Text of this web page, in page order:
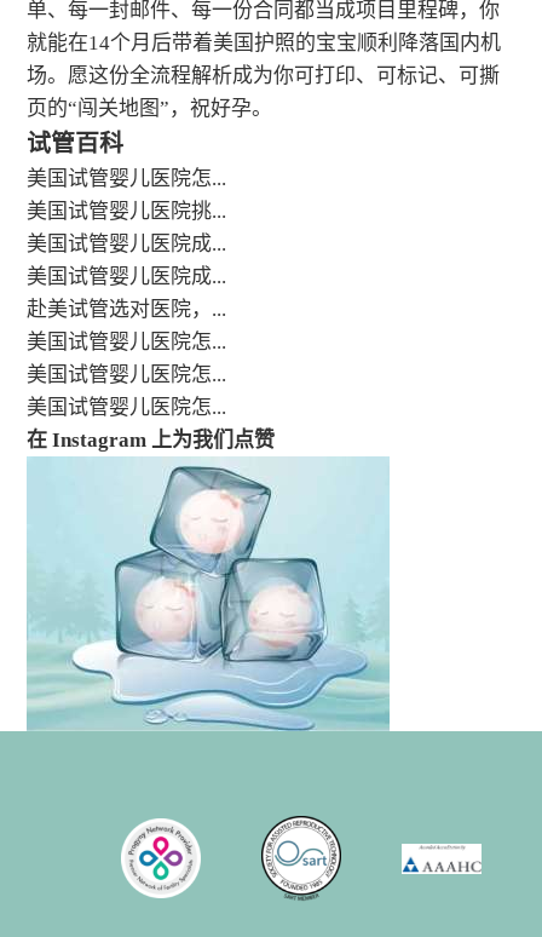
单、每一封邮件、每一份合同都当成项目里程碑，你
就能在14个月后带着美国护照的宝宝顺利降落国内机
场。愿这份全流程解析成为你可打印、可标记、可撕
页的“闯关地图”，祝好孕。
试管百科
美国试管婴儿医院怎...
美国试管婴儿医院挑...
美国试管婴儿医院成...
美国试管婴儿医院成...
赴美试管选对医院，...
美国试管婴儿医院怎...
美国试管婴儿医院怎...
美国试管婴儿医院怎...
在 Instagram 上为我们点赞